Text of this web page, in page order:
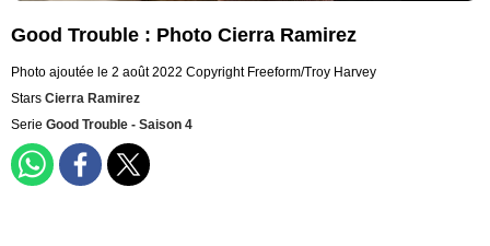
Good Trouble : Photo Cierra Ramirez
Photo ajoutée le 2 août 2022 Copyright Freeform/Troy Harvey
Stars Cierra Ramirez
Serie Good Trouble - Saison 4